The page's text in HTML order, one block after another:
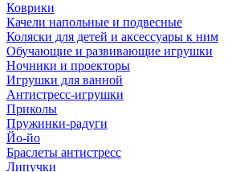
Коврики
Качели напольные и подвесные
Коляски для детей и аксессуары к ним
Обучающие и развивающие игрушки
Ночники и проекторы
Игрушки для ванной
Антистресс-игрушки
Приколы
Пружинки-радуги
Йо-йо
Браслеты антистресс
Липучки